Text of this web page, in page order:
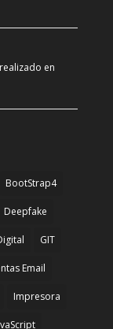
en
BootStrap4
Deepfake
GIT
Email
Impresora